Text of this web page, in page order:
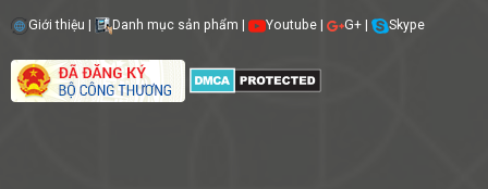
Giới thiệu Danh mục sản phẩm Youtube| G+| Skype